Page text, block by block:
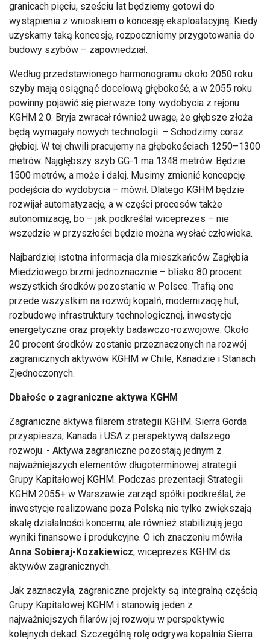
granicach pięciu, sześciu lat będziemy gotowi do
wystąpienia z wnioskiem o koncesję eksploatacyjną. Kiedy
uzyskamy taką koncesję, rozpoczniemy przygotowania do
budowy szybów – zapowiedział.
Według przedstawionego harmonogramu około 2050 roku
szyby mają osiągnąć docelową głębokość, a w 2055 roku
powinny pojawić się pierwsze tony wydobycia z rejonu
KGHM 2.0. Bryja zwracał również uwagę, że głębsze złoża
będą wymagały nowych technologii. – Schodzimy coraz
głębiej. W tej chwili pracujemy na głębokościach 1250–1300
metrów. Najgłębszy szyb GG-1 ma 1348 metrów. Będzie
1500 metrów, a może i dalej. Musimy zmienić koncepcję
podejścia do wydobycia – mówił. Dlatego KGHM będzie
rozwijał automatyzację, a w części procesów także
autonomizację, bo – jak podkreślał wiceprezes – nie
wszędzie w przyszłości będzie można wysłać człowieka.
Najbardziej istotna informacja dla mieszkańców Zagłębia
Miedziowego brzmi jednoznacznie – blisko 80 procent
wszystkich środków pozostanie w Polsce. Trafią one
przede wszystkim na rozwój kopalń, modernizację hut,
rozbudowę infrastruktury technologicznej, inwestycje
energetyczne oraz projekty badawczo-rozwojowe. Około
20 procent środków zostanie przeznaczonych na rozwój
zagranicznych aktywów KGHM w Chile, Kanadzie i Stanach
Zjednoczonych.
Dbałośc o zagraniczne aktywa KGHM
Zagraniczne aktywa filarem strategii KGHM. Sierra Gorda
przyspiesza, Kanada i USA z perspektywą dalszego
rozwoju. - Aktywa zagraniczne pozostają jednym z
najważniejszych elementów długoterminowej strategii
Grupy Kapitałowej KGHM. Podczas prezentacji Strategii
KGHM 2055+ w Warszawie zarząd spółki podkreślał, że
inwestycje realizowane poza Polską nie tylko zwiększają
skalę działalności koncernu, ale również stabilizują jego
wyniki finansowe i produkcyjne. O ich znaczeniu mówiła
Anna Sobieraj-Kozakiewicz, wiceprezes KGHM ds.
aktywów zagranicznych.
Jak zaznaczyła, zagraniczne projekty są integralną częścią
Grupy Kapitałowej KGHM i stanowią jeden z
najważniejszych filarów jej rozwoju w perspektywie
kolejnych dekad. Szczególną rolę odgrywa kopalnia Sierra